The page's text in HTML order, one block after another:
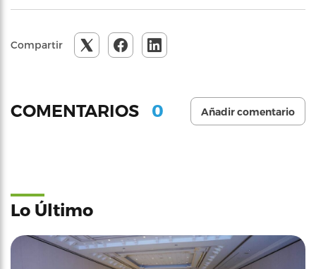
Compartir
COMENTARIOS 0 Añadir comentario
Lo Último